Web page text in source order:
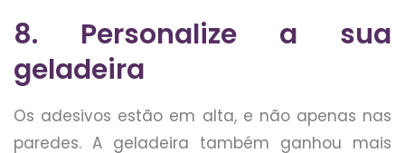
8. Personalize a sua
geladeira
Os adesivos estão em alta, e não apenas nas
paredes. A geladeira também ganhou mais